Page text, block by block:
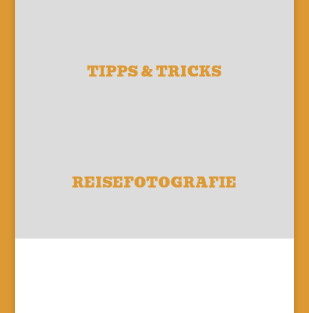
TIPPS & TRICKS
REISEFOTOGRAFIE